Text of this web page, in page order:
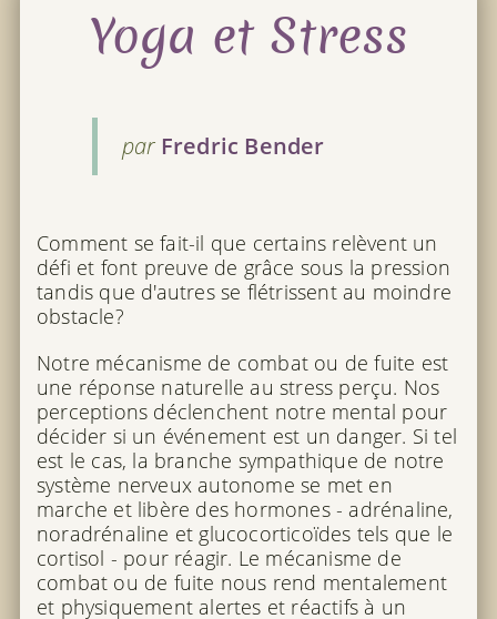
Yoga et Stress
par Fredric Bender
Comment se fait-il que certains relèvent un
défi et font preuve de grâce sous la pression
tandis que d'autres se flétrissent au moindre
obstacle?
Notre mécanisme de combat ou de fuite est
une réponse naturelle au stress perçu. Nos
perceptions déclenchent notre mental pour
décider si un événement est un danger. Si tel
est le cas, la branche sympathique de notre
système nerveux autonome se met en
marche et libère des hormones - adrénaline,
noradrénaline et glucocorticoïdes tels que le
cortisol - pour réagir. Le mécanisme de
combat ou de fuite nous rend mentalement
et physiquement alertes et réactifs à un